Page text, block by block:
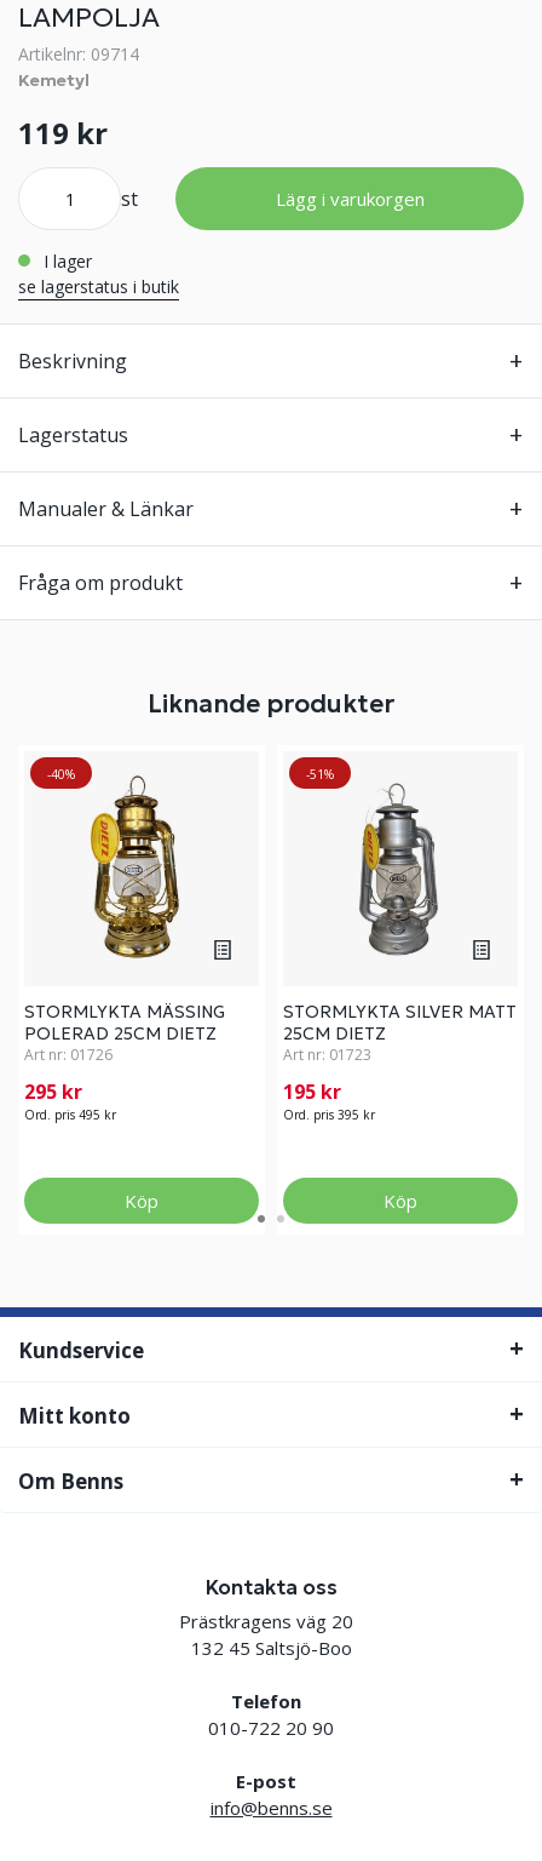
LAMPOLJA
Artikelnr: 09714
Kemetyl
119 kr
st Lägg i varukorgen
i lager
se lagerstatus i butik
Beskrivning
Lagerstatus
Manualer & Länkar
Fråga om produkt
Liknande produkter
-40%
STORMLYKTA MÄSSING
POLERAD 25CM DIETZ
Art nr: 01726
295 kr
Ord. pris 495 kr
Köp
-51%
STORMLYKTA SILVER MATT
25CM DIETZ
Art nr: 01723
195 kr
Ord. pris 395 kr
Köp
Kundservice
Mitt konto
Om Benns
Kontakta oss
Prästkragens väg 20
132 45 Saltsjö-Boo
Telefon
010-722 20 90
E-post
info@benns.se